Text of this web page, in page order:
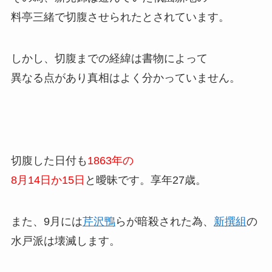
料亭三緒で切腹させられたとされています。
しかし、切腹までの経緯は書物によって
異なる点があり真相はよく分かっていません。
切腹した日付も 1863年の
8月14日か15日 と曖昧です。享年27歳。
また、9月には芹沢鴨らが暗殺された為、 新撰組の
水戸派は壊滅します。